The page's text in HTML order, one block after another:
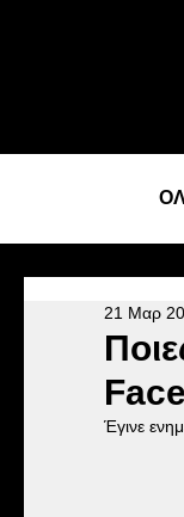
21 Μαρ
Έγινε